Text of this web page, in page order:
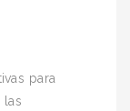
para
las